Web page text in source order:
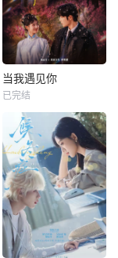
当我遇见你
已完结